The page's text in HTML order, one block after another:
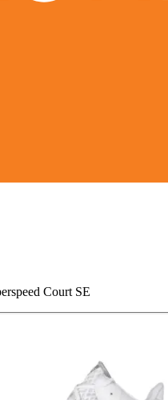
Court SE